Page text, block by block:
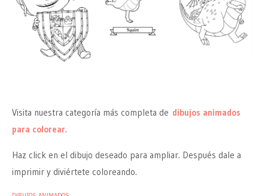
Visita nuestra categoría más completa de dibujos animados
para colorear.
Haz click en el dibujo deseado para ampliar. Después dale a
imprimir y diviértete coloreando.